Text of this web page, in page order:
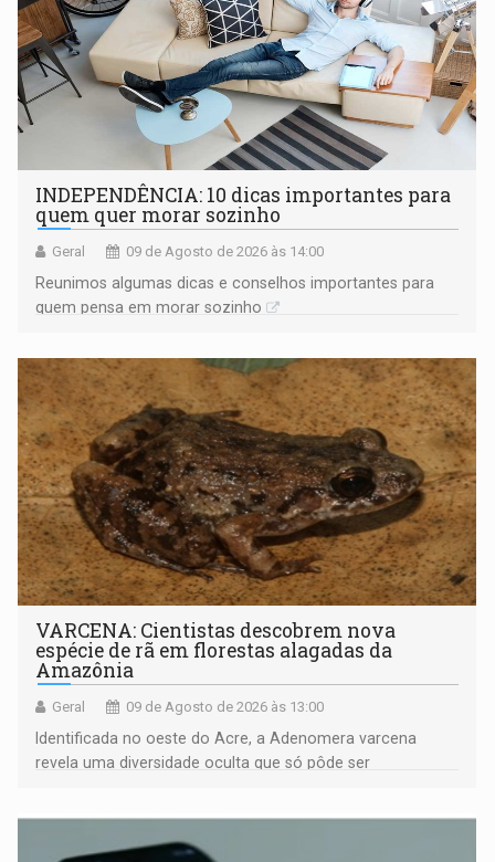
INDEPENDÊNCIA: 10 dicas importantes para
quem quer morar sozinho
Geral 09 de Agosto de 2026 às 14:00
Reunimos algumas dicas e conselhos importantes para
quem pensa em morar sozinho
VARCENA: Cientistas descobrem nova
espécie de rã em florestas alagadas da
Amazônia
Geral 09 de Agosto de 2026 às 13:00
Identificada no oeste do Acre, a Adenomera varcena
revela uma diversidade oculta que só pôde ser